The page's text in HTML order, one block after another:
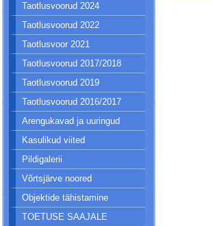
Taotlusvoorud 2024
Taotlusvoorud 2022
Taotlusvoor 2021
Taotlusvoorud 2017/2018
Taotlusvoorud 2019
Taotlusvoorud 2016/2017
Arengukavad ja uuringud
Kasulikud viited
Pildigalerii
Võrtsjärve noored
Objektide tähistamine
TOETUSE SAAJALE